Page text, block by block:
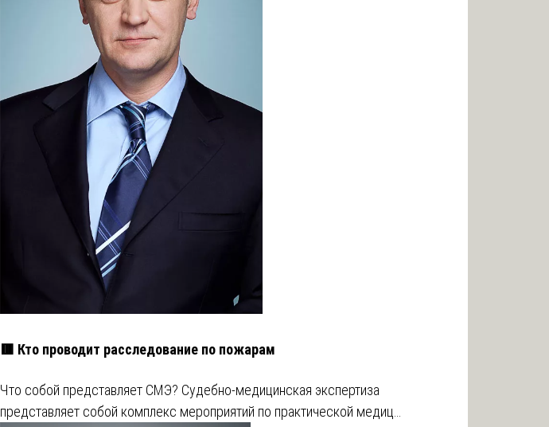
🟥 Кто проводит расследование по пожарам
Что собой представляет СМЭ? Судебно-медицинская экспертиза
представляет собой комплекс мероприятий по практической медиц…